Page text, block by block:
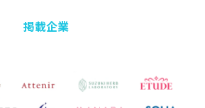
掲載企業